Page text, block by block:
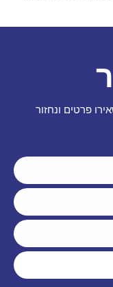
פרטים ונחזור